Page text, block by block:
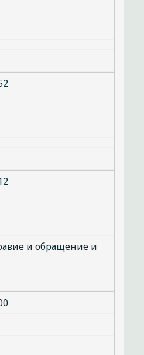
и обращение и